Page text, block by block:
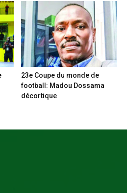
23e Coupe du monde de
football: Madou Dossama
décortique